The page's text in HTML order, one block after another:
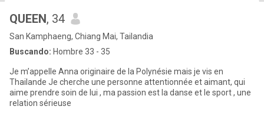
QUEEN, 34
San Kamphaeng, Chiang Mai, Tailandia
Buscando: Hombre 33 - 35
Je m’appelle Anna originaire de la Polynésie mais je vis en
Thailande Je cherche une personne attentionnée et aimant, qui
aime prendre soin de lui , ma passion est la danse et le sport , une
relation sérieuse